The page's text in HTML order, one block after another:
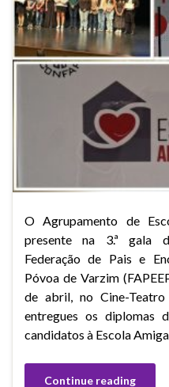
O Agrupamento de
presente na 3.ª gala
Federação de Pais e
Póvoa de Varzim
de abril, no Cine-
entregues os diplomas
candidatos à Escola
Continue reading